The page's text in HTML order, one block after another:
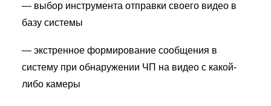
— выбор инструмента отправки своего видео в
базу системы
— экстренное формирование сообщения в
систему при обнаружении ЧП на видео с какой-
либо камеры